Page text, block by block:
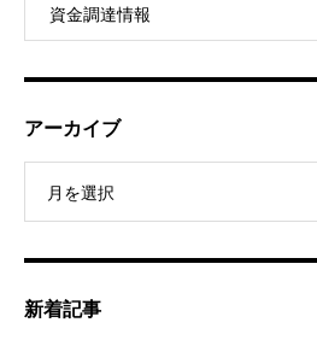
資金調達情報
アーカイブ
月を選択
新着記事